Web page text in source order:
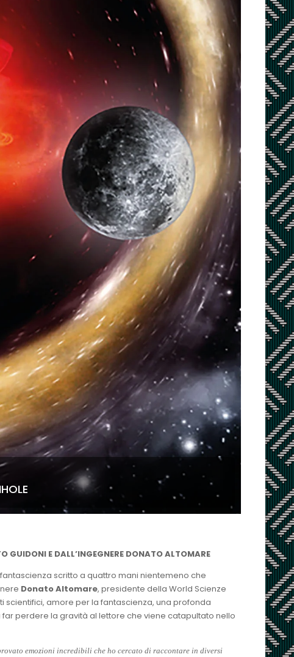
GUIDONI E DALL’INGEGNERE DONATO ALTOMARE
fantascienza scritto a quattro mani nientemeno che
Donato Altomare, presidente della World Scienze
scientifici, amore per la fantascienza, una profonda
perdere la gravità al lettore che viene catapultato nello
emozioni incredibili che ho cercato di raccontare in diversi